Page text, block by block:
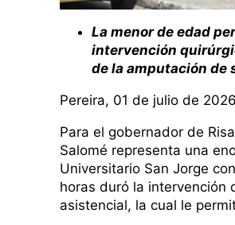
La menor de edad
intervención
de la amputación de
Pereira, 01 de julio de
Para el gobernador de
Salomé representa una
Universitario San Jorge
horas duró la intervención
asistencial, la cual le